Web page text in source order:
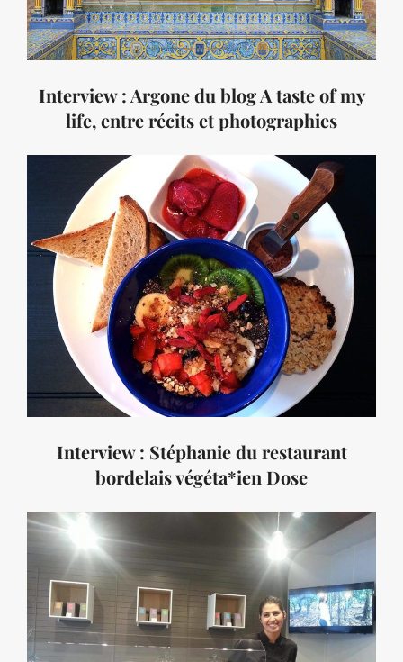
Interview : Argone du blog A taste of my
life, entre récits et photographies
Interview : Stéphanie du restaurant
bordelais végéta*ien Dose